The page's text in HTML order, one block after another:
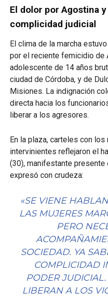
El dolor por Agostina
complicidad judicial
El clima de la marcha
por el reciente femicidio de
adolescente de 14 años
ciudad de Córdoba, y de
Misiones. La indignación
directa hacia los
liberar a los agresores.
En la plaza, carteles con
intervinientes reflejaron el
(30), manifestante presente
expresó con crudeza:
«SE VIENE
LAS MUJERES
PERO
SOCIEDAD. YA
COMPLICIDAD
PODER
LIBERAN A LOS